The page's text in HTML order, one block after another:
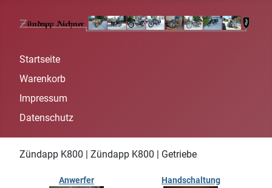
Startseite
Warenkorb
Impressum
Datenschutz
Zündapp K800 | Zündapp K800 | Getriebe
Anwerfer Handschaltung